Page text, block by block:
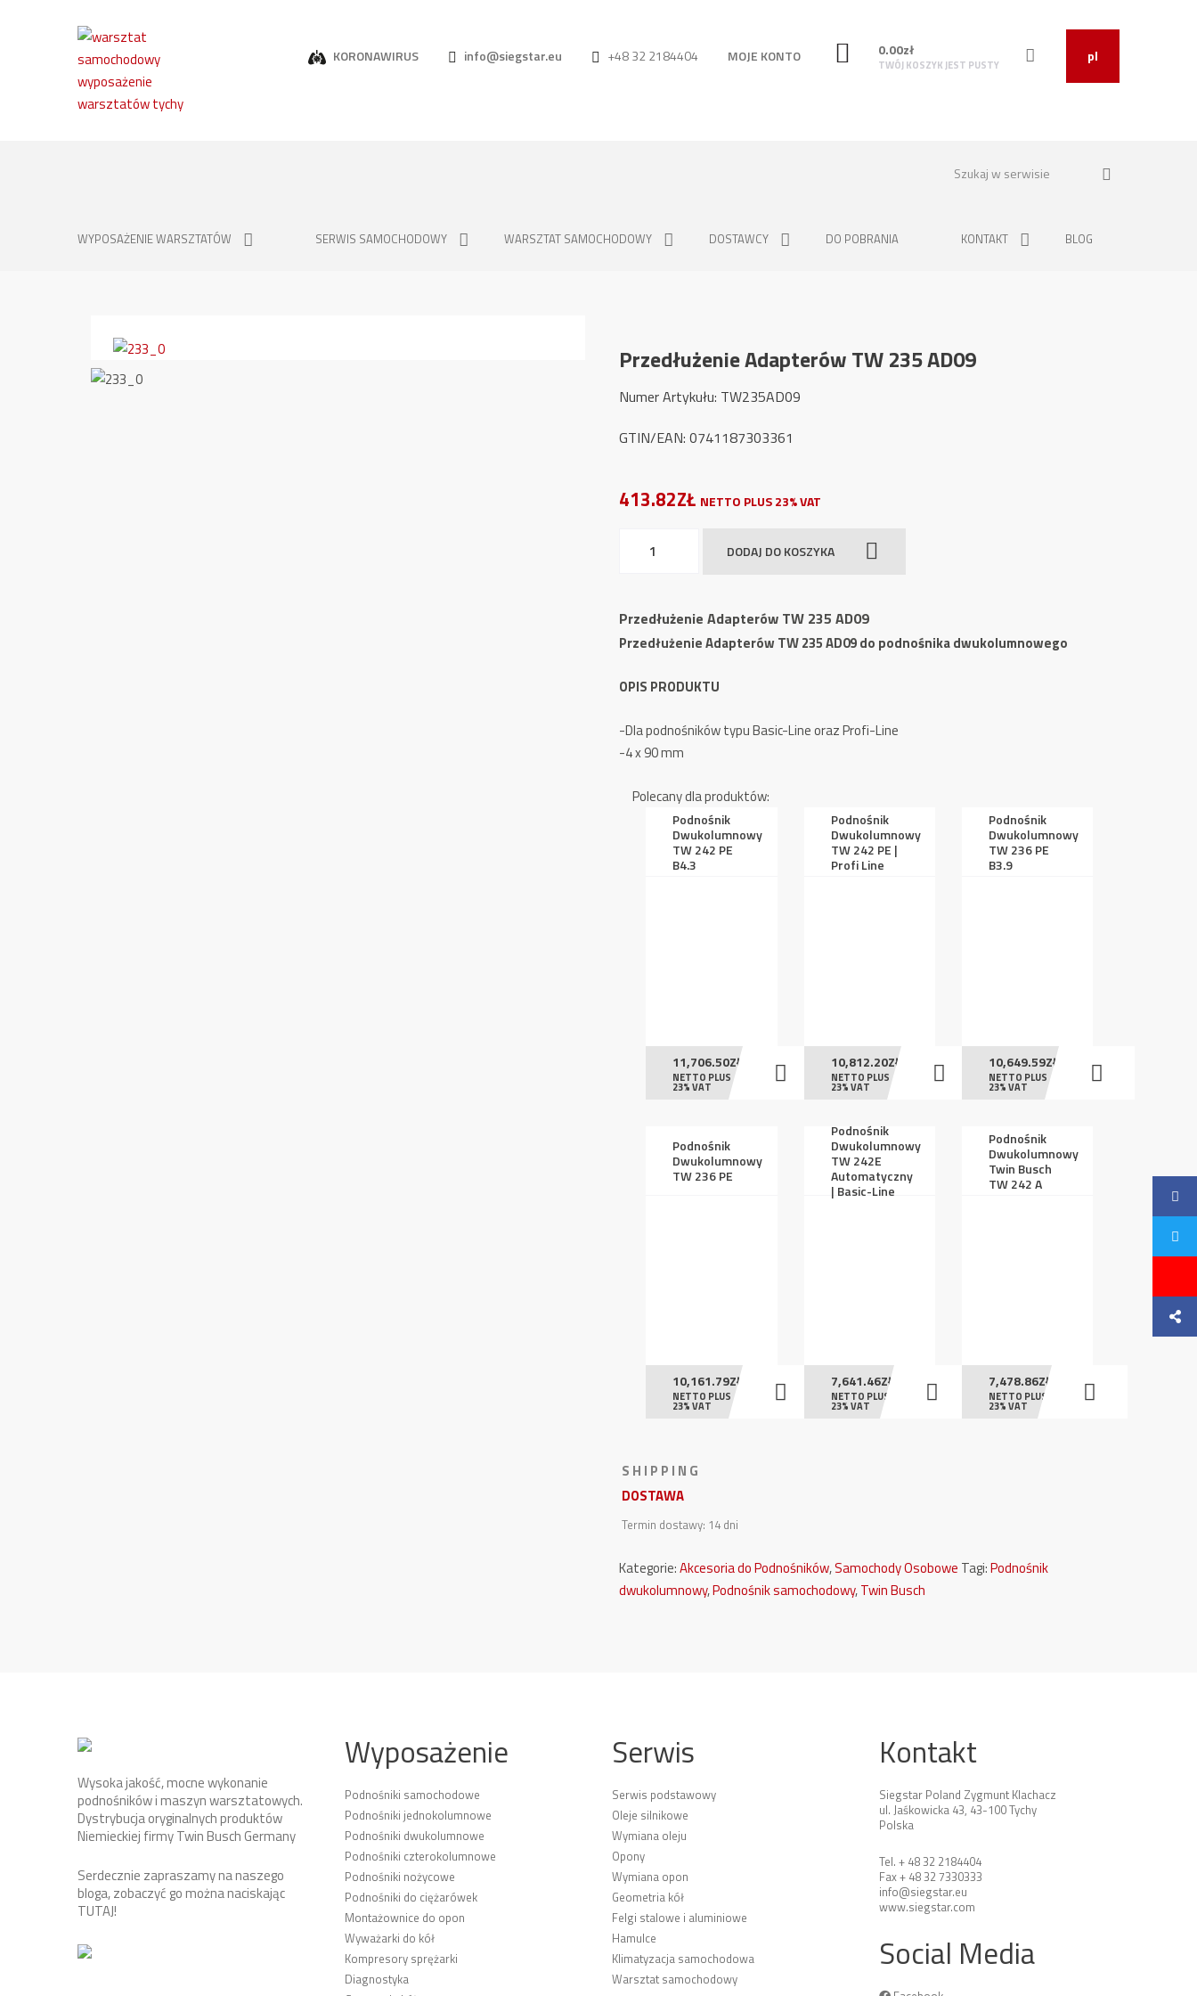
KORONAWIRUS info@siegstar.eu +48 32 2184404 MOJE KONTO pl
0.00zł
TWÓJ KOSZYK JEST PUSTY
WYPOSAŻENIE WARSZTATÓW SERWIS SAMOCHODOWY WARSZTAT SAMOCHODOWY DOSTAWCY DO POBRANIA KONTAKT BLOG
Przedłużenie Adapterów TW 235 AD09
Numer Artykułu: TW235AD09
GTIN/EAN: 0741187303361
413.82ZŁ NETTO PLUS 23% VAT
Przedłużenie
235
AD09
DODAJ DO KOSZYKA
Przedłużenie Adapterów TW 235 AD09
Przedłużenie Adapterów TW 235 AD09 do podnośnika dwukolumnowego
OPIS PRODUKTU
-Dla podnośników typu Basic-Line oraz Profi-Line
-4 x 90 mm
Polecany dla produktów:
Podnośnik
Dwukolumnowy
TW 242 PE
B4.3
11,706.50ZŁ
NETTO PLUS
23% VAT
Podnośnik
Dwukolumnowy
TW 242 PE |
Profi Line
10,812.20ZŁ
NETTO PLUS
23% VAT
Podnośnik
Dwukolumnowy
TW 236 PE
B3.9
10,649.59ZŁ
NETTO PLUS
23% VAT
Podnośnik
Dwukolumnowy
TW 236 PE
10,161.79ZŁ
NETTO PLUS
23% VAT
Podnośnik
Dwukolumnowy
TW 242E
Automatyczny
| Basic-Line
7,641.46ZŁ
NETTO PLUS
23% VAT
Podnośnik
Dwukolumnowy
Twin Busch
TW 242 A
7,478.86ZŁ
NETTO PLUS
23% VAT
S H I P P I N G
DOSTAWA
Termin dostawy: 14 dni
Kategorie:Akcesoria do Podnośników,Samochody Osobowe Tagi:Podnośnik
dwukolumnowy,Podnośnik samochodowy,Twin Busch
Wysoka jakość, mocne wykonanie
podnośników i maszyn warsztatowych.
Dystrybucja oryginalnych produktów
Niemieckiej firmy Twin Busch Germany
Serdecznie zapraszamy na naszego
bloga, zobaczyć go można naciskając
TUTAJ!
Wyposażenie
Podnośniki samochodowe
Podnośniki jednokolumnowe
Podnośniki dwukolumnowe
Podnośniki czterokolumnowe
Podnośniki nożycowe
Podnośniki do ciężarówek
Montażownice do opon
Wyważarki do kół
Kompresory sprężarki
Diagnostyka
Serwis
Serwis podstawowy
Oleje silnikowe
Wymiana oleju
Opony
Wymiana opon
Geometria kół
Felgi stalowe i aluminiowe
Hamulce
Klimatyzacja samochodowa
Warsztat samochodowy
Kontakt
Siegstar Poland Zygmunt Klachacz
ul. Jaśkowicka 43, 43-100 Tychy
Polska
Tel. + 48 32 2184404
Fax + 48 32 7330333
info@siegstar.eu
www.siegstar.com
Social Media